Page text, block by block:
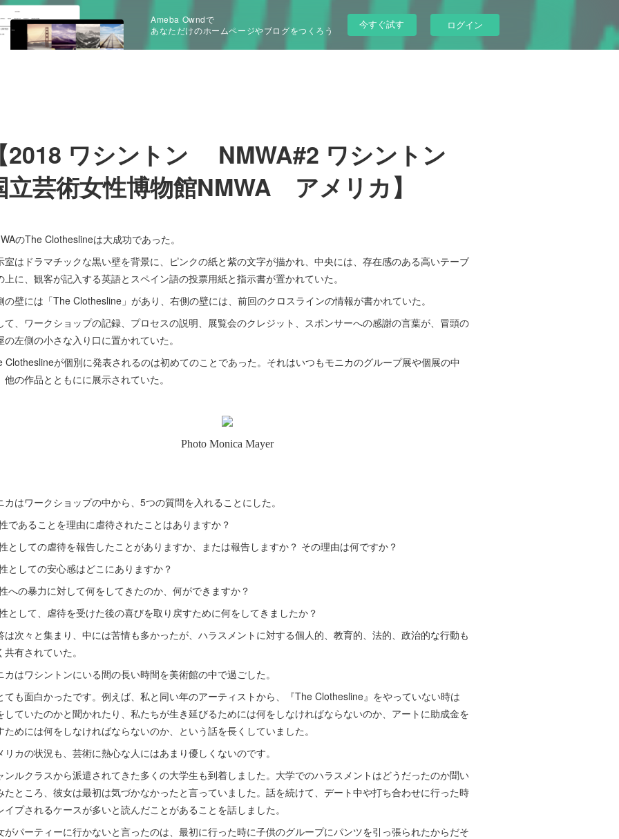
Ameba Owndで
あなただけのホームページやブログをつくろう
今すぐ試す ログイン
2018 ワシントン NMWA#2 ワシントン
立芸術女性博物館NMWA アメリカ】
のThe Clotheslineは大成功であった。
室はドラマチックな黒い壁を背景に、ピンクの紙と紫の文字が描かれ、中央には、存在感のある高いテーブ
上に、観客が記入する英語とスペイン語の投票用紙と指示書が置かれていた。
の壁には「The Clothesline」があり、右側の壁には、前回のクロスラインの情報が書かれていた。
て、ワークショップの記録、プロセスの説明、展覧会のクレジット、スポンサーへの感謝の言葉が、冒頭の
の左側の小さな入り口に置かれていた。
Clotheslineが個別に発表されるのは初めてのことであった。それはいつもモニカのグループ展や個展の中
他の作品とともにに展示されていた。
カはワークショップの中から、5つの質問を入れることにした。
であることを理由に虐待されたことはありますか？
としての虐待を報告したことがありますか、または報告しますか？ その理由は何ですか？
としての安心感はどこにありますか？
への暴力に対して何をしてきたのか、何ができますか？
として、虐待を受けた後の喜びを取り戻すために何をしてきましたか？
は次々と集まり、中には苦情も多かったが、ハラスメントに対する個人的、教育的、法的、政治的な行動も
共有されていた。
カはワシントンにいる間の長い時間を美術館の中で過ごした。
ても面白かったです。例えば、私と同い年のアーティストから、『The Clothesline』をやっていない時は
していたのかと聞かれたり、私たちが生き延びるためには何をしなければならないのか、アートに助成金を
ためには何をしなければならないのか、という話を長くしていました。
リカの状況も、芸術に熱心な人にはあまり優しくないのです。
ンルクラスから派遣されてきた多くの大学生も到着しました。大学でのハラスメントはどうだったのか聞い
たところ、彼女は最初は気づかなかったと言っていました。話を続けて、デート中や打ち合わせに行った時
イプされるケースが多いと読んだことがあることを話しました。
がパーティーに行かないと言ったのは、最初に行った時に子供のグループにパンツを引っ張られたからだそ